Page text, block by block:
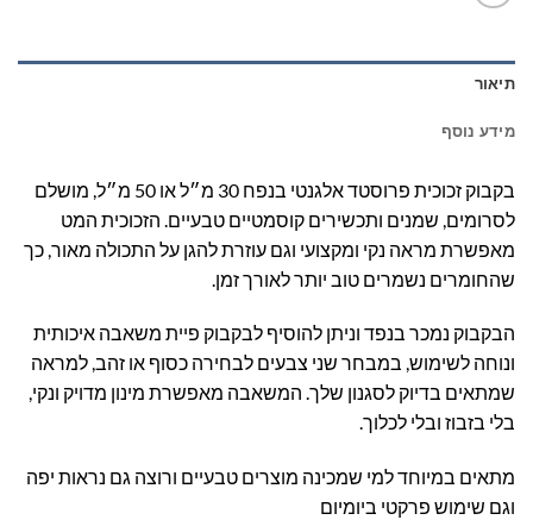
תיאור
מידע נוסף
בקבוק זכוכית פרוסטד אלגנטי בנפח 30 מ״ל או 50 מ״ל, מושלם
לסרומים, שמנים ותכשירים קוסמטיים טבעיים. הזכוכית המט
מאפשרת מראה נקי ומקצועי וגם עוזרת להגן על התכולה מאור, כך
שהחומרים נשמרים טוב יותר לאורך זמן.
הבקבוק נמכר בנפד וניתן להוסיף לבקבוק פיית משאבה איכותית
ונוחה לשימוש, במבחר שני צבעים לבחירה כסוף או זהב, למראה
שמתאים בדיוק לסגנון שלך. המשאבה מאפשרת מינון מדויק ונקי,
בלי בזבוז ובלי לכלוך.
מתאים במיוחד למי שמכינה מוצרים טבעיים ורוצה גם נראות יפה
וגם שימוש פרקטי ביומיום